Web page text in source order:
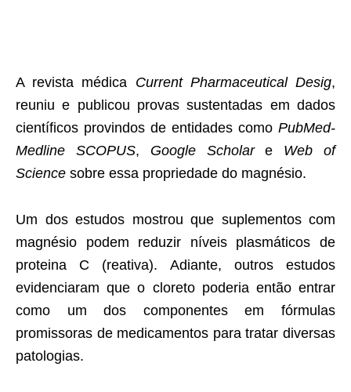
A revista médica Current Pharmaceutical Desig,
reuniu e publicou provas sustentadas em dados
científicos provindos de entidades como PubMed-
Medline
SCOPUS, Google Scholare Web of
Science sobre essa propriedade do magnésio.
Um dos estudos mostrou que suplementos com
magnésio podem reduzir níveis plasmáticos de
proteina C (reativa). Adiante, outros estudos
evidenciaram que o cloreto poderia então entrar
como um dos componentes em fórmulas
promissoras de medicamentos para tratar diversas
patologias.